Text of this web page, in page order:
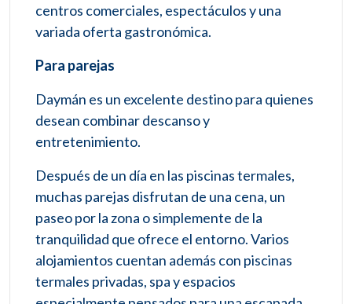
centros comerciales, espectáculos y una
variada oferta gastronómica.
Para parejas
Daymán es un excelente destino para quienes
desean combinar descanso y
entretenimiento.
Después de un día en las piscinas termales,
muchas parejas disfrutan de una cena, un
paseo por la zona o simplemente de la
tranquilidad que ofrece el entorno. Varios
alojamientos cuentan además con piscinas
termales privadas, spa y espacios